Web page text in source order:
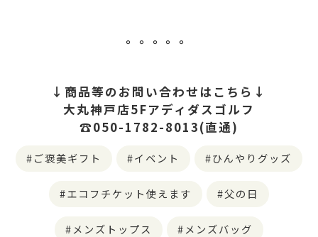
。。。。。
↓商品等のお問い合わせはこちら↓
大丸神戸店5Fアディダスゴルフ
☎050-1782-8013(直通)
ご褒美ギフト イベント ひんやりグッズ
エコフチケット使えます 父の日
メンズトップス メンズバッグ